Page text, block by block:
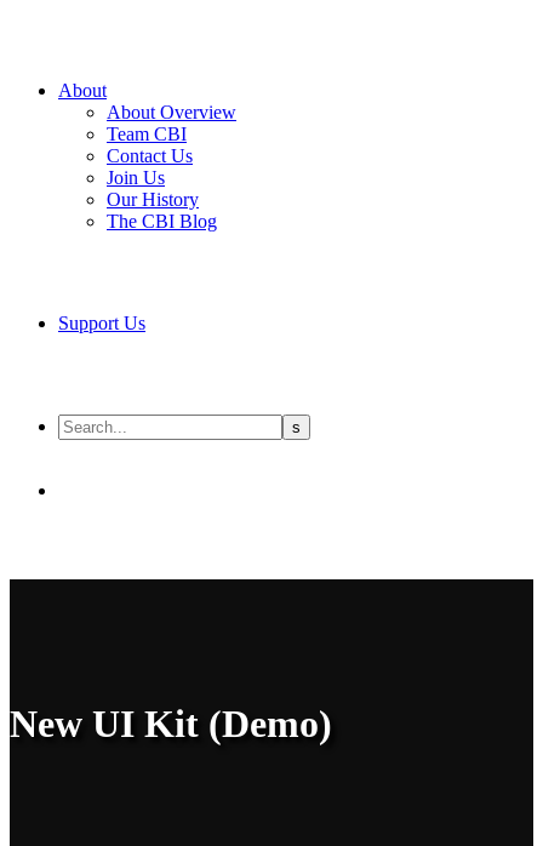
About
About Overview
Team CBI
Contact Us
Join Us
Our History
The CBI Blog
Support Us
New UI Kit (Demo)